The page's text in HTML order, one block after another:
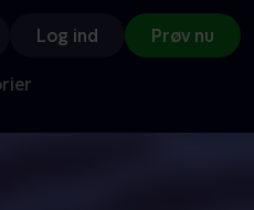
Log ind Prøv nu